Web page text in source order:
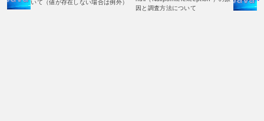
いて（値が存在しない場合は例外）
因と調査方法について